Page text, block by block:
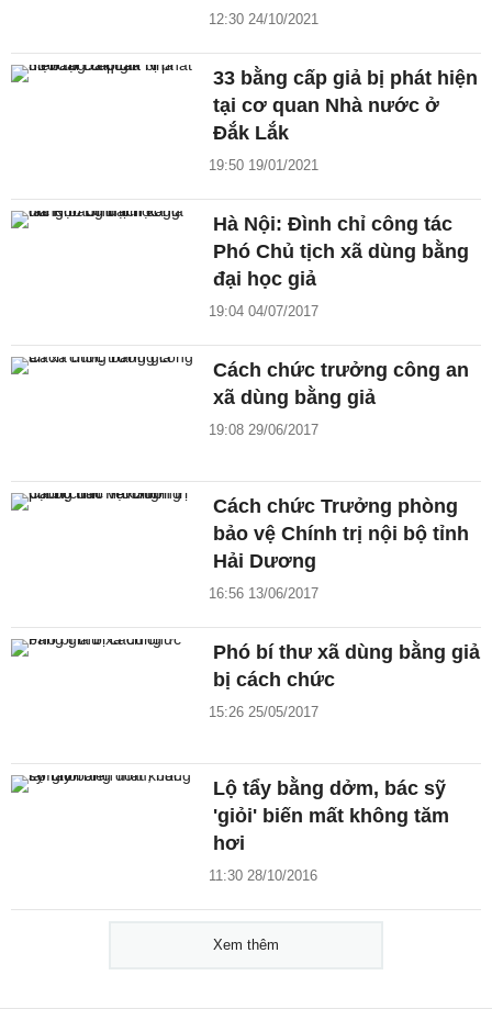
12:30 24/10/2021
33 bằng cấp giả bị phát hiện
tại cơ quan Nhà nước ở
Đắk Lắk
19:50 19/01/2021
Hà Nội: Đình chỉ công tác
Phó Chủ tịch xã dùng bằng
đại học giả
19:04 04/07/2017
Cách chức trưởng công an
xã dùng bằng giả
19:08 29/06/2017
Cách chức Trưởng phòng
bảo vệ Chính trị nội bộ tỉnh
Hải Dương
16:56 13/06/2017
Phó bí thư xã dùng bằng giả
bị cách chức
15:26 25/05/2017
Lộ tẩy bằng dởm, bác sỹ
'giỏi' biến mất không tăm
hơi
11:30 28/10/2016
Xem thêm